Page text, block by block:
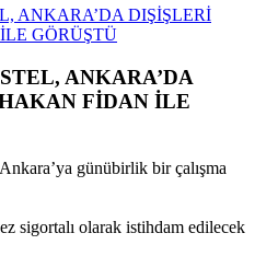
ANKARA’DA DIŞİŞLERİ
GÖRÜŞTÜ
ANKARA’DA
FİDAN İLE
günübirlik bir çalışma